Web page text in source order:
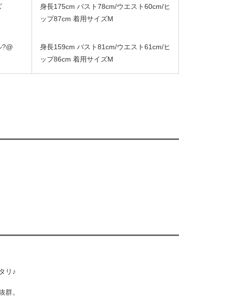
身長175cm バスト78cm/ウエスト60cm/ヒ
ップ87cm 着用サイズM
?@
身長159cm バスト81cm/ウエスト61cm/ヒ
ップ86cm 着用サイズM
リ♪
群。